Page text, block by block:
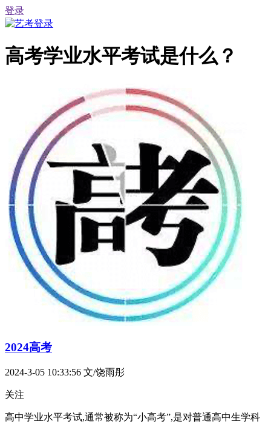
登录
高考学业水平考试是什么？
2024高考
2024-3-05 10:33:56 文/饶雨彤
关注
高中学业水平考试,通常被称为“小高考”,是对普通高中生学科